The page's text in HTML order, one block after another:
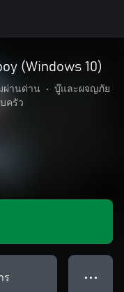
(Windows 10)
ผ่านด่าน •
บู๊และผจญภัย
ครัว
ร ● ● ●